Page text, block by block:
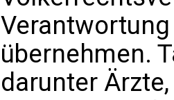
übernehmen.
darunter